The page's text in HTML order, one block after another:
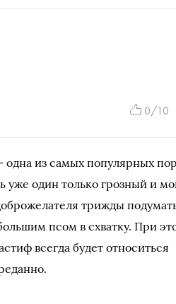
0/10
одна из самых популярных
уже один только грозный и
трижды
псом в схватку. При
всегда будет относиться